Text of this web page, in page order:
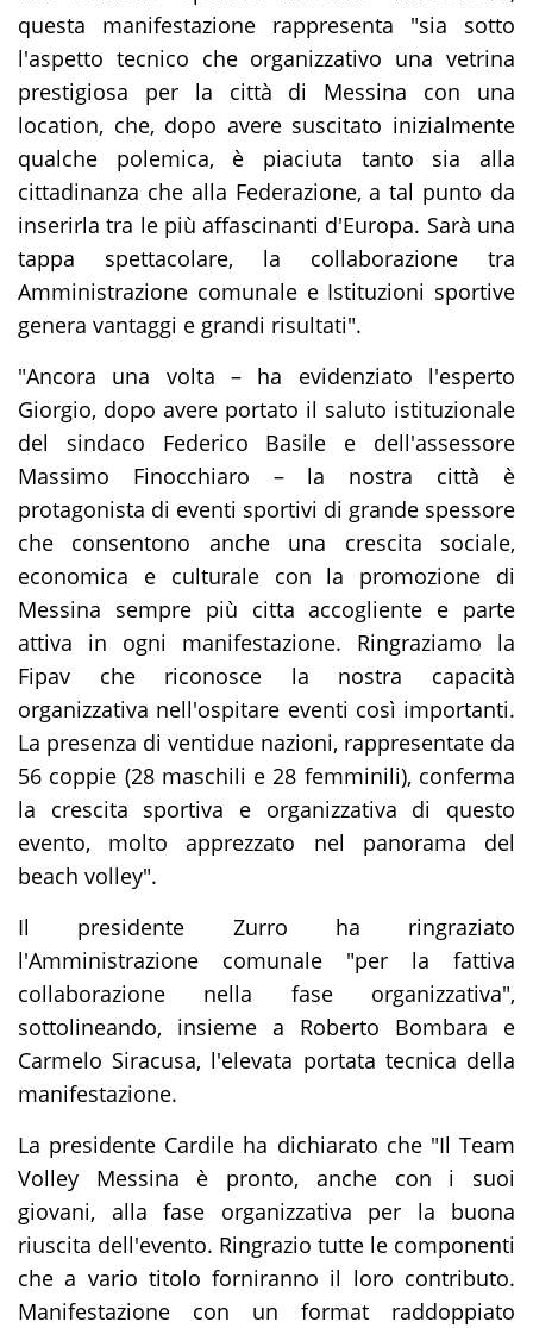
questa manifestazione rappresenta "sia sotto
l'aspetto tecnico che organizzativo una vetrina
prestigiosa per la città di Messina con una
location, che, dopo avere suscitato inizialmente
qualche polemica, è piaciuta tanto sia alla
cittadinanza che alla Federazione, a tal punto da
inserirla tra le più affascinanti d'Europa. Sarà una
tappa spettacolare, la collaborazione tra
Amministrazione comunale e Istituzioni sportive
genera vantaggi e grandi risultati".
"Ancora una volta – ha evidenziato l'esperto
Giorgio, dopo avere portato il saluto istituzionale
del sindaco Federico Basile e dell'assessore
Massimo Finocchiaro – la nostra città è
protagonista di eventi sportivi di grande spessore
che consentono anche una crescita sociale,
economica e culturale con la promozione di
Messina sempre più citta accogliente e parte
attiva in ogni manifestazione. Ringraziamo la
Fipav che riconosce la nostra capacità
organizzativa nell'ospitare eventi così importanti.
La presenza di ventidue nazioni, rappresentate da
56 coppie (28 maschili e 28 femminili), conferma
la crescita sportiva e organizzativa di questo
evento, molto apprezzato nel panorama del
beach volley".
Il presidente Zurro ha ringraziato
l'Amministrazione comunale "per la fattiva
collaborazione nella fase organizzativa",
sottolineando, insieme a Roberto Bombara e
Carmelo Siracusa, l'elevata portata tecnica della
manifestazione.
La presidente Cardile ha dichiarato che "Il Team
Volley Messina è pronto, anche con i suoi
giovani, alla fase organizzativa per la buona
riuscita dell'evento. Ringrazio tutte le componenti
che a vario titolo forniranno il loro contributo.
Manifestazione con un format raddoppiato